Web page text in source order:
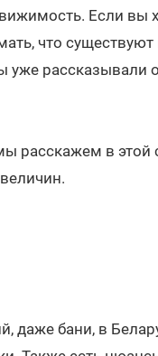
Если вы
что
уже рассказывали
расскажем в этой
даже бани, в